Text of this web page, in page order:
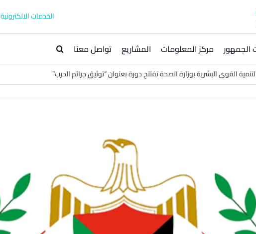
الخدمات الالكترونية
الجمهور مركز المعلومات المشاريع تواصل معنا
القوى البشرية بوزارة الصحة تفتتح دورة بعنوان “توثيق جرائم الحرب”